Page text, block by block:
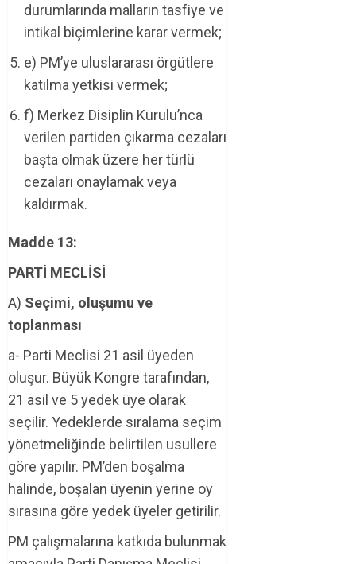
durumlarında malların tasfiye ve
intikal biçimlerine karar vermek;
e) PM’ye uluslararası örgütlere
katılma yetkisi vermek;
f) Merkez Disiplin Kurulu’nca
verilen partiden çıkarma cezaları
başta olmak üzere her türlü
cezaları onaylamak veya
kaldırmak.
Madde 13:
PARTİ MECLİSİ
A) Seçimi, oluşumu ve
toplanması
a- Parti Meclisi 21 asil üyeden
oluşur. Büyük Kongre tarafından,
21 asil ve 5 yedek üye olarak
seçilir. Yedeklerde sıralama seçim
yönetmeliğinde belirtilen usullere
göre yapılır. PM’den boşalma
halinde, boşalan üyenin yerine oy
sırasına göre yedek üyeler getirilir.
PM çalışmalarına katkıda bulunmak